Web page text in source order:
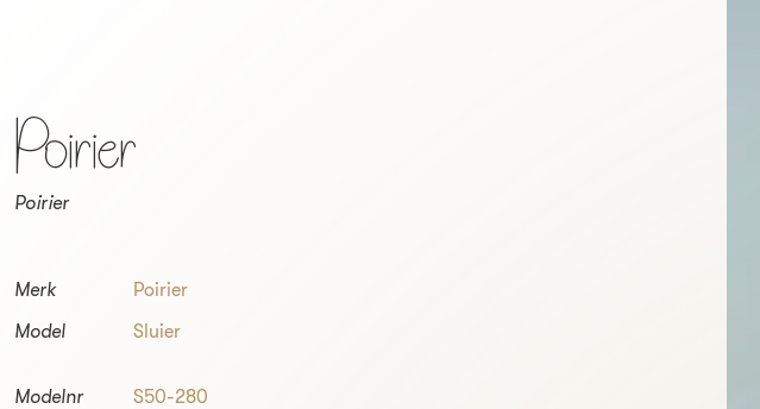
Poirier
Poirier
Merk
Poirier
Model
Sluier
Modelnr
S50-280